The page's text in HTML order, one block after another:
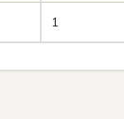
1